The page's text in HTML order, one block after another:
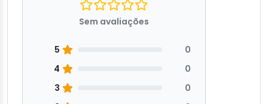
Sem avaliações
5
0
4
0
3
0